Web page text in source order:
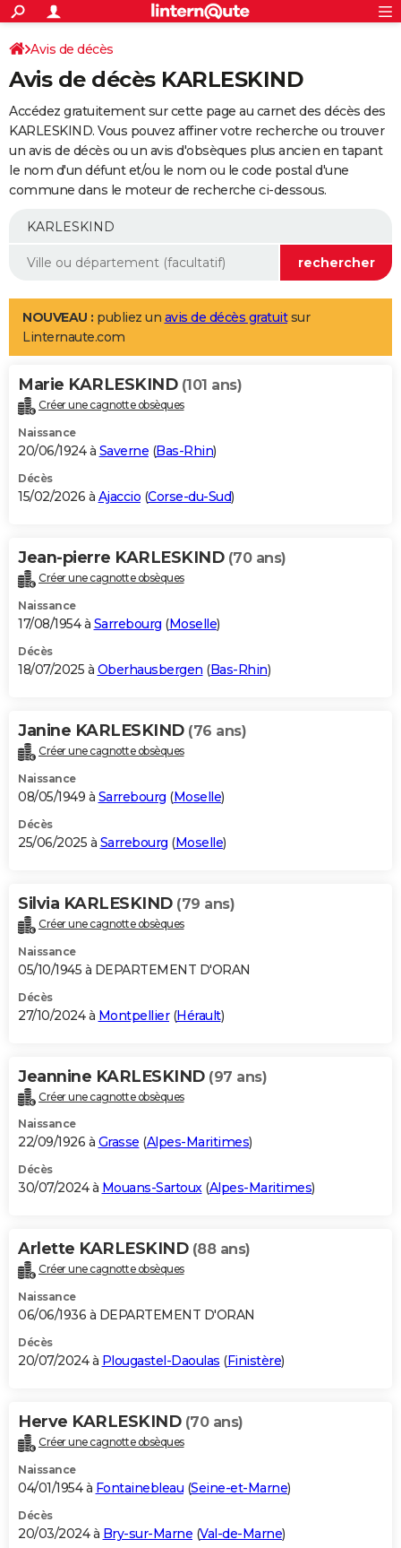
ACTUALITÉS
Politique
Société
Faits Divers
Education
Monde
Villes
+
SPORT
Coupe du monde 2026
Football
Tennis
Cyclisme
Rugby
Forum
Programme TV
TNT
Streaming
Cinéma
Sorties cinéma
Musique
+
FINANCE
Impôts
Immobilier
Risques naturels par ville
Banque
Assurance
Crédit
AUTO
Essais
Réserver un essai
Citadines
Berlines
SUV
Forum auto
+
Mobiles
Meilleur smartphone
Internet
Ordinateurs
Jeux vidéo
Guide high-tech
Aménagement intérieur
LIFESTYLE
Art de vivre
Bien-être
Loisirs
Mode
Modes de vie
Alimentation
Guide de la santé
Maladies
Médicaments
Sommeil
VOYAGE
Destinations
City break
Voyage nature
Voyage de noces
Forum
Climat
+PHOTO
GUIDES D'ACHAT
BONS PLANS
Carte de Noël
Carte Bonne année
Carte Saint-Valentin
Carte Pâques
Carte d'anniversaire
DICTIONNAIRE
Dictionnaire
Biographies
Citations
Expressions
Proverbes
PROGRAMME TV
S'inscrire
Se connecter
Lycées
Collèges
Primaires
Universités
Entreprises
Service militaire
Avis de recherche
AVIS DE DÉCÈS
Bricolage
Lifestyle
Culture
Sport
Auto
Television
Voyage
Cinema
Avis de décès
Avis de décès KARLESKIND
Accédez gratuitement sur cette page au carnet des décès des
KARLESKIND. Vous pouvez affiner votre recherche ou trouver
un avis de décès ou un avis d'obsèques plus ancien en tapant
le nom d'un défunt et/ou le nom ou le code postal d'une
commune dans le moteur de recherche ci-dessous.
NOUVEAU : publiez un avis de décès gratuitsur
Linternaute.com
Marie KARLESKIND (101 ans)
Créer une cagnotte obsèques
Naissance
20/06/1924 à Saverne (Bas-Rhin)
Décès
15/02/2026 à Ajaccio (Corse-du-Sud)
Jean-pierre KARLESKIND (70 ans)
Créer une cagnotte obsèques
Naissance
17/08/1954 à Sarrebourg (Moselle)
Décès
18/07/2025 à Oberhausbergen (Bas-Rhin)
Janine KARLESKIND (76 ans)
Créer une cagnotte obsèques
Naissance
08/05/1949 à Sarrebourg (Moselle)
Décès
25/06/2025 à Sarrebourg (Moselle)
Silvia KARLESKIND (79 ans)
Créer une cagnotte obsèques
Naissance
05/10/1945 à DEPARTEMENT D'ORAN
Décès
27/10/2024 à Montpellier(Hérault)
Jeannine KARLESKIND (97 ans)
Créer une cagnotte obsèques
Naissance
22/09/1926 à Grasse (Alpes-Maritimes)
Décès
30/07/2024 à Mouans-Sartoux(Alpes-Maritimes)
Arlette KARLESKIND (88 ans)
Créer une cagnotte obsèques
Naissance
06/06/1936 à DEPARTEMENT D'ORAN
Décès
20/07/2024 à Plougastel-Daoulas (Finistère)
Herve KARLESKIND (70 ans)
Créer une cagnotte obsèques
Naissance
04/01/1954 à Fontainebleau (Seine-et-Marne)
Décès
20/03/2024 à Bry-sur-Marne (Val-de-Marne)